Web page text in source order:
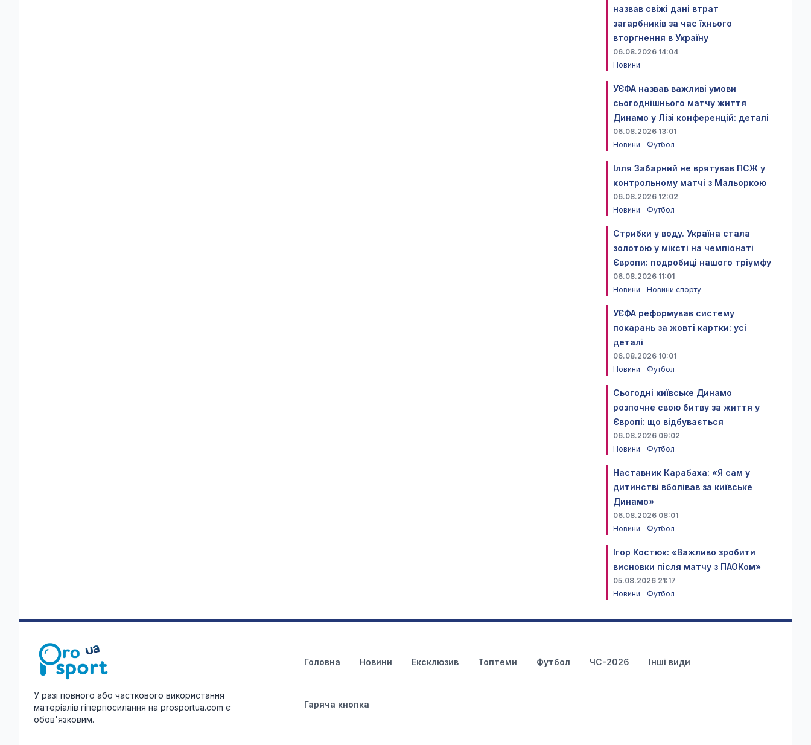
назвав свіжі дані втрат
загарбників за час їхнього
вторгнення в Україну
06.08.2026 14:04
Новини
УЄФА назвав важливі умови
сьогоднішнього матчу життя
Динамо у Лізі конференцій: деталі
06.08.2026 13:01
Новини
Футбол
Ілля Забарний не врятував ПСЖ у
контрольному матчі з Мальоркою
06.08.2026 12:02
Новини
Футбол
Стрибки у воду. Україна стала
золотою у міксті на чемпіонаті
Європи: подробиці нашого тріумфу
06.08.2026 11:01
Новини
Новини спорту
УЄФА реформував систему
покарань за жовті картки: усі
деталі
06.08.2026 10:01
Новини
Футбол
Сьогодні київське Динамо
розпочне свою битву за життя у
Європі: що відбувається
06.08.2026 09:02
Новини
Футбол
Наставник Карабаха: «Я сам у
дитинстві вболівав за київське
Динамо»
06.08.2026 08:01
Новини
Футбол
Ігор Костюк: «Важливо зробити
висновки після матчу з ПАОКом»
05.08.2026 21:17
Новини
Футбол
У разі повного або часткового використання
матеріалів гіперпосилання на prosportua.com є
обов'язковим.
Головна Новини Ексклюзив Топтеми Футбол ЧС-2026 Інші види
Гаряча кнопка